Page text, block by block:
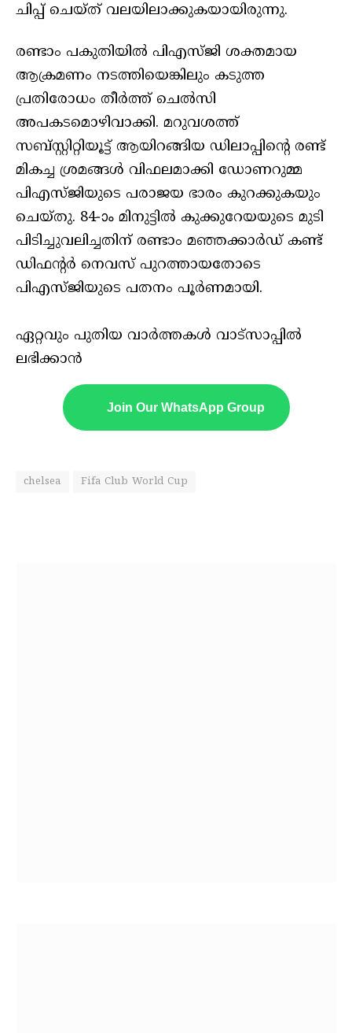
ചിപ്പ് ചെയ്ത് വലയിലാക്കുകയായിരുന്നു.
രണ്ടാം പകുതിയിൽ പിഎസ്ജി ശക്തമായ
ആക്രമണം നടത്തിയെങ്കിലും കടുത്ത
പ്രതിരോധം തീർത്ത് ചെൽസി
അപകടമൊഴിവാക്കി. മറുവശത്ത്
സബ്സ്റ്റിറ്റിയൂട്ട് ആയിറങ്ങിയ ഡിലാപ്പിന്റെ രണ്ട്
മികച്ച ശ്രമങ്ങൾ വിഫലമാക്കി ഡോണറുമ്മ
പിഎസ്ജിയുടെ പരാജയ ഭാരം കുറക്കുകയും
ചെയ്തു. 84-ാം മിനുട്ടിൽ കുക്കുറേയയുടെ മുടി
പിടിച്ചുവലിച്ചതിന് രണ്ടാം മഞ്ഞക്കാർഡ് കണ്ട്
ഡിഫന്റർ നെവസ് പുറത്തായതോടെ
പിഎസ്ജിയുടെ പതനം പൂർണമായി.
ഏറ്റവും പുതിയ വാർത്തകൾ വാട്സാപ്പിൽ
ലഭിക്കാൻ
Join Our WhatsApp Group
chelsea Fifa Club World Cup